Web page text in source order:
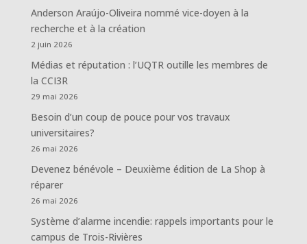
Anderson Araújo-Oliveira nommé vice-doyen à la
recherche et à la création
2 juin 2026
Médias et réputation : l’UQTR outille les membres de
la CCI3R
29 mai 2026
Besoin d’un coup de pouce pour vos travaux
universitaires?
26 mai 2026
Devenez bénévole – Deuxième édition de La Shop à
réparer
26 mai 2026
Système d’alarme incendie: rappels importants pour le
campus de Trois-Rivières